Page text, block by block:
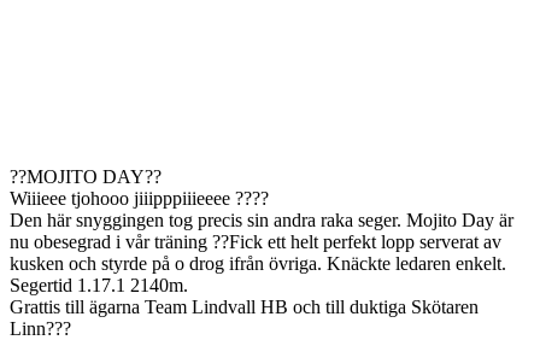
??MOJITO DAY??
Wiiieee tjohooo jiiipppiiieeee ????
Den här snyggingen tog precis sin andra raka seger. Mojito Day är
nu obesegrad i vår träning ??Fick ett helt perfekt lopp serverat av
kusken och styrde på o drog ifrån övriga. Knäckte ledaren enkelt.
Segertid 1.17.1 2140m.
Grattis till ägarna Team Lindvall HB och till duktiga Skötaren
Linn???